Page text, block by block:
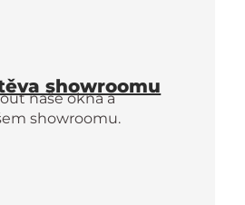
showroomu
naše okna a
showroomu.